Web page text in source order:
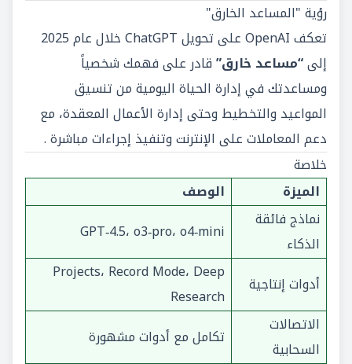
رؤية "المساعد الخارق"
تعكف OpenAI على تحويل ChatGPT خلال عام 2025
إلى“مساعد خارق”قادر على فهمك شخصياً
ومساعدتك في إدارة الحياة اليومية من تنسيق
المواعيد والتخطيط وحتى إدارة الأعمال المعقدة، مع
دعم المعاملات على الإنترنت وتنفيذ إجراءات مباشرة .
خلاصة
الميزة
الوصف
نماذج فائقة
الذكاء
GPT‑4.5، o3‑pro، o4‑mini
أدوات إنتاجية
Projects، Record Mode، Deep
Research
الاتصالات
السحابية
تكامل مع أدوات مشهورة